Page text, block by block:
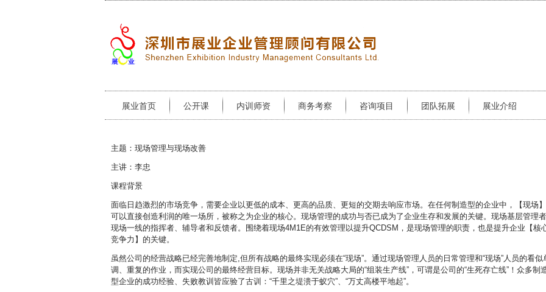
展业首页 公开课 内训师资 商务考察 咨询项目 团队拓展 展业介绍
主题：现场管理与现场改善
主讲：李忠
课程背景
面临日趋激烈的市场竞争，需要企业以更低的成本、更高的品质、更短的交期去响应市场。在任何制造型的企业中，【现场
可以直接创造利润的唯一场所，被称之为企业的核心。现场管理的成功与否已成为了企业生存和发展的关键。现场基层管理
现场一线的指挥者、辅导者和反馈者。围绕着现场4M1E的有效管理以提升QCDSM，是现场管理的职责，也是提升企业【核
竞争力】的关键。
虽然公司的经营战略已经完善地制定,但所有战略的最终实现必须在“现场”。通过现场管理人员的日常管理和“现场”人员的看似
调、重复的作业，而实现公司的最终经营目标。现场并非无关战略大局的“组装生产线”，可谓是公司的“生死存亡线”！众多制
型企业的成功经验、失败教训皆应验了古训：“千里之堤溃于蚁穴”、“万丈高楼平地起”。